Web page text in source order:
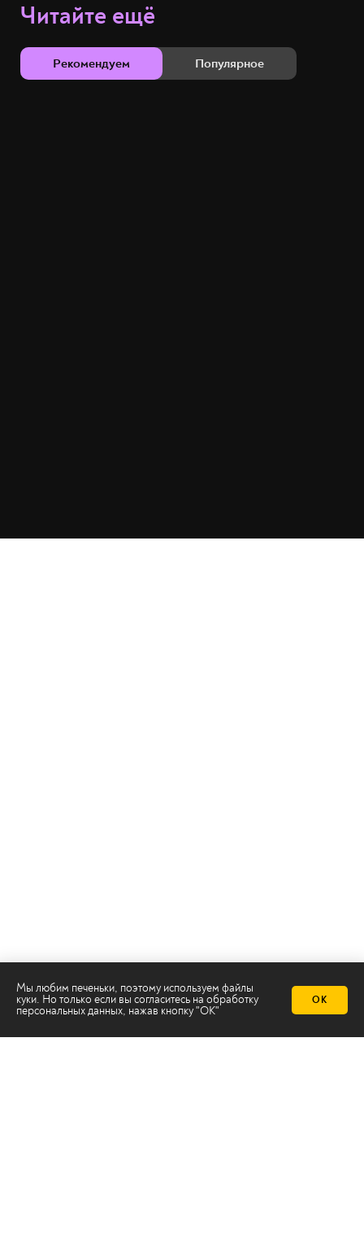
Читайте ещё
Рекомендуем Популярное
Мы любим печеньки, поэтому используем файлы
куки. Но только если вы согласитесь на обработку
персональных данных, нажав кнопку "ОК"
ОК
Телеканал 2х2